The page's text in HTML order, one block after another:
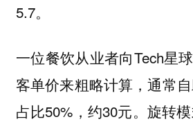
5.7。
一位餐饮从业者向Tech星
客单价来粗略计算，通常
占比50%，约30元。旋转